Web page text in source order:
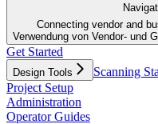
Connecting vendor and
Verwendung von Vendor- und
Get Started
Design Tools
Scanning
Project Setup
Administration
Operator Guides